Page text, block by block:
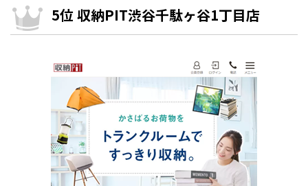
5位 収納PIT渋谷千駄ヶ谷1丁目店